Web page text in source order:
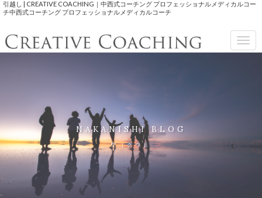
引越し | CREATIVE COACHING｜中西式コーチング プロフェッショナルメディカルコー
チ中西式コーチング プロフェッショナルメディカルコーチ
NAKANISHI BLOG
空（クウ）